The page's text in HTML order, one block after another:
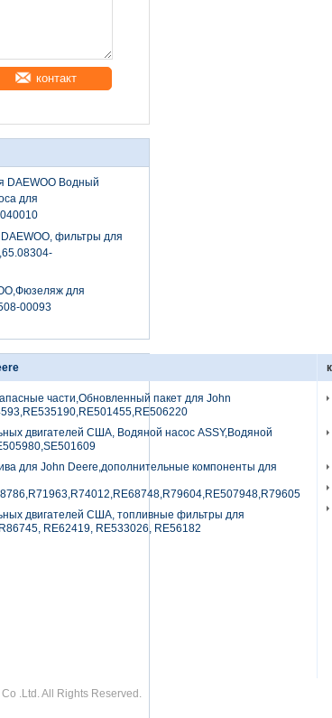
контакт
DAEWOO Водный
для
фильтры для
для
00093
части,Обновленный пакет для John
двигателей США, Водяной насос ASSY,Водяной
для John Deere,дополнительные компоненты для
двигателей США, топливные фильтры для
RE62419, RE533026, RE56182
.Ltd. All Rights Reserved.